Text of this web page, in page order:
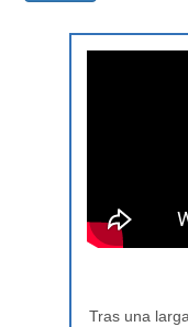
Tras una